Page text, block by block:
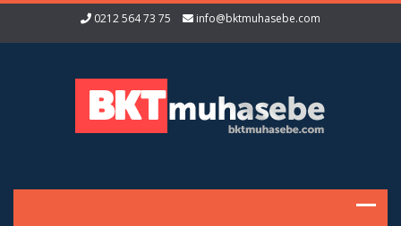
0212 564 73 75 info@bktmuhasebe.com